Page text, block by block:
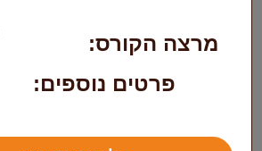
מרצה הקורס:
פרטים נוספים: